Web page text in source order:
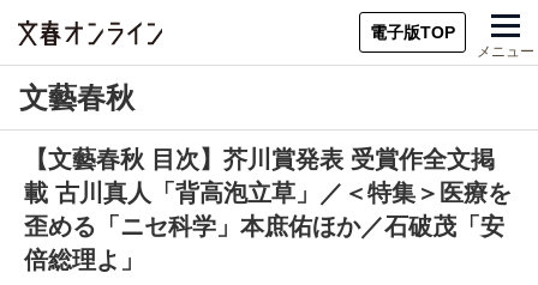
電子版TOP
メニュー
文藝春秋
【文藝春秋 目次】芥川賞発表 受賞作全文掲
載 古川真人「背高泡立草」／＜特集＞医療を
歪める「ニセ科学」本庶佑ほか／石破茂「安
倍総理よ」